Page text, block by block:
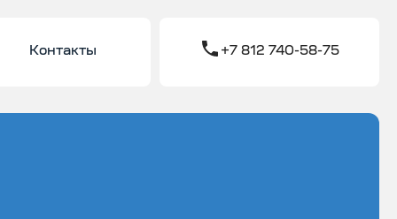
Контакты +7 812 740-58-75